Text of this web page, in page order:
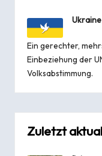
Ein gerechter,
Einbeziehung der
Volksabstimmung.
Zuletzt